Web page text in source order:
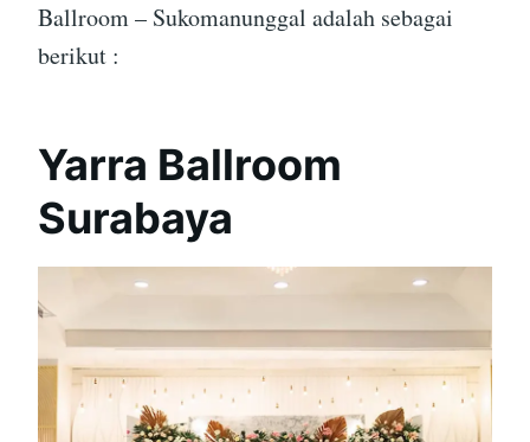
Ballroom – Sukomanunggal adalah sebagai
berikut :
Yarra Ballroom
Surabaya